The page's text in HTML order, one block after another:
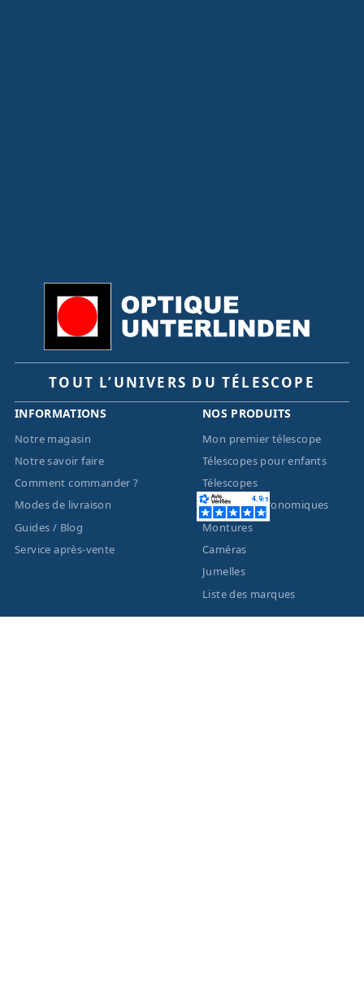
TOUT L’UNIVERS DU TÉLESCOPE
INFORMATIONS
Notre magasin
Notre savoir faire
Comment commander ?
Modes de livraison
Guides / Blog
Service après-vente
NOS PRODUITS
Mon premier télescope
Télescopes pour enfants
Télescopes
Lunettes astronomiques
Montures
Caméras
Jumelles
Liste des marques